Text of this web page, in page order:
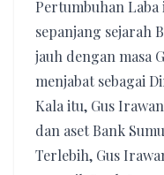
Pertumbuhan
sepanjang sejarah
jauh dengan masa
menjabat sebagai
Kala itu, Gus
dan aset Bank
Terlebih, Gus